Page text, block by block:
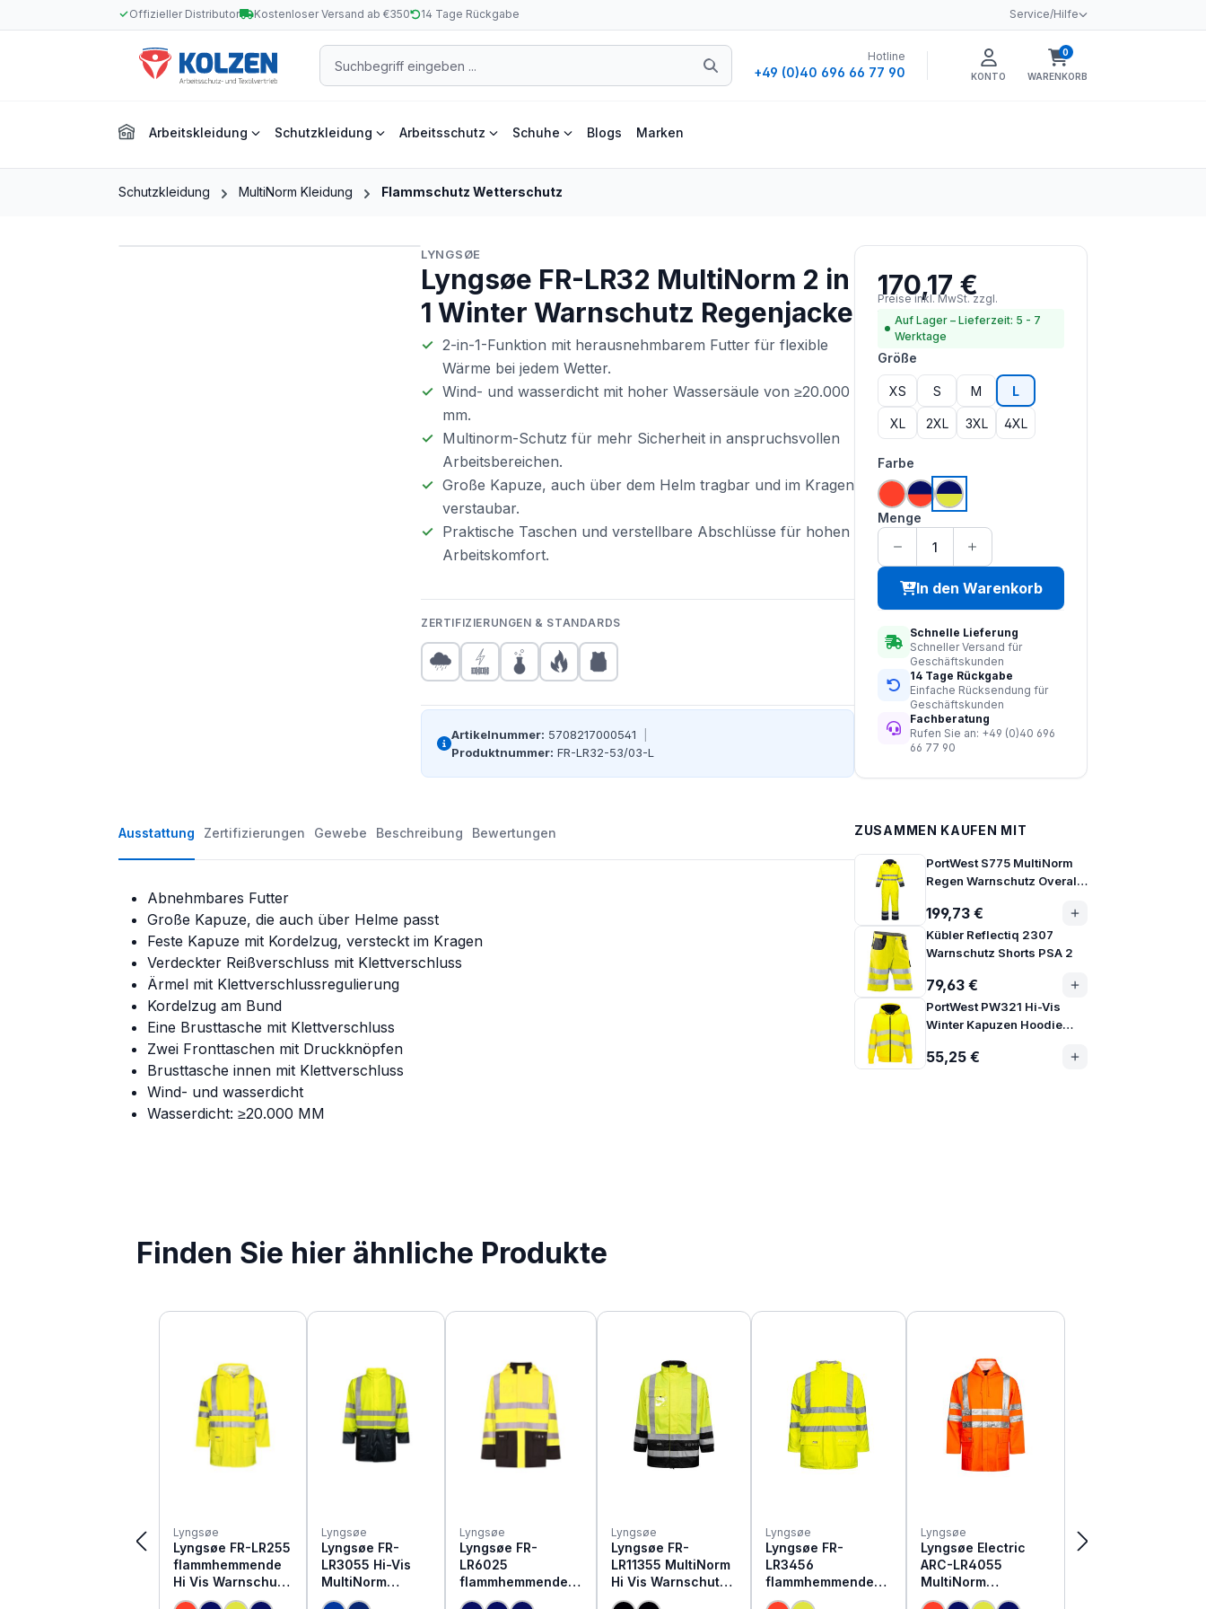
Hauptinhalt springen
Zur Suche springen
Zur Hauptnavigation springen
Offizieller Distributor Kostenloser Versand ab €350 14 Tage Rückgabe Service/Hilfe
Hotline
+49 (0)40 696 66 77 90 KONTO
0
WARENKORB
Warenkorb enthält
Arbeitskleidung Schutzkleidung Arbeitsschutz Schuhe Blogs Marken
Schutzkleidung MultiNorm Kleidung Flammschutz Wetterschutz
LYNGSØE
Lyngsøe FR-LR32 MultiNorm 2 in
1 Winter Warnschutz Regenjacke
2-in-1-Funktion mit herausnehmbarem Futter für flexible
Wärme bei jedem Wetter.
Wind- und wasserdicht mit hoher Wassersäule von ≥20.000
mm.
Multinorm-Schutz für mehr Sicherheit in anspruchsvollen
Arbeitsbereichen.
Große Kapuze, auch über dem Helm tragbar und im Kragen
verstaubar.
Praktische Taschen und verstellbare Abschlüsse für hohen
Arbeitskomfort.
ZERTIFIZIERUNGEN & STANDARDS
Artikelnummer: 5708217000541
Produktnummer: FR-LR32-53/03-L
Ausstattung Zertifizierungen Gewebe Beschreibung Bewertungen
Abnehmbares Futter
Große Kapuze, die auch über Helme passt
Feste Kapuze mit Kordelzug, versteckt im Kragen
Verdeckter Reißverschluss mit Klettverschluss
Ärmel mit Klettverschlussregulierung
Kordelzug am Bund
Eine Brusttasche mit Klettverschluss
Zwei Fronttaschen mit Druckknöpfen
Brusttasche innen mit Klettverschluss
Wind- und wasserdicht
Wasserdicht: ≥20.000 MM
Regulärer Preis:
170,17 €
Preise inkl. MwSt. zzgl.
Versandkosten
Auf Lager – Lieferzeit: 5 - 7
Werktage
Größe
XS S M L
XL 2XL 3XL 4XL
Farbe
hi vis orange
hi vis orange | navy
hi vis saturn gelb | navy
Menge
In den Warenkorb
Schnelle Lieferung
Schneller Versand für
Geschäftskunden
14 Tage Rückgabe
Einfache Rücksendung für
Geschäftskunden
Fachberatung
Rufen Sie an: +49 (0)40 696
66 77 90
ZUSAMMEN KAUFEN MIT
PortWest S775 MultiNorm
Regen Warnschutz Overall
199,73 €
Kübler Reflectiq 2307
Warnschutz Shorts PSA 2
79,63 €
PortWest PW321 Hi-Vis
Winter Kapuzen Hoodie
55,25 €
Finden Sie hier ähnliche Produkte
Produktgalerie überspringen
Lyngsøe
Lyngsøe FR-LR255
flammhemmende
Hi Vis Warnschutz
Regenjacke
Lyngsøe
Lyngsøe FR-
LR3055 Hi-Vis
MultiNorm
Warnschutz
Lyngsøe
Lyngsøe FR-
LR6025
flammhemmende
Hi Vis Warnschutz
Lyngsøe
Lyngsøe FR-
LR11355 MultiNorm
Hi Vis Warnschutz
Wetterschutz
Lyngsøe
Lyngsøe FR-
LR3456
flammhemmender
Hi Vis Warnschutz
Lyngsøe
Lyngsøe Electric
ARC-LR4055
MultiNorm
Warnschutz